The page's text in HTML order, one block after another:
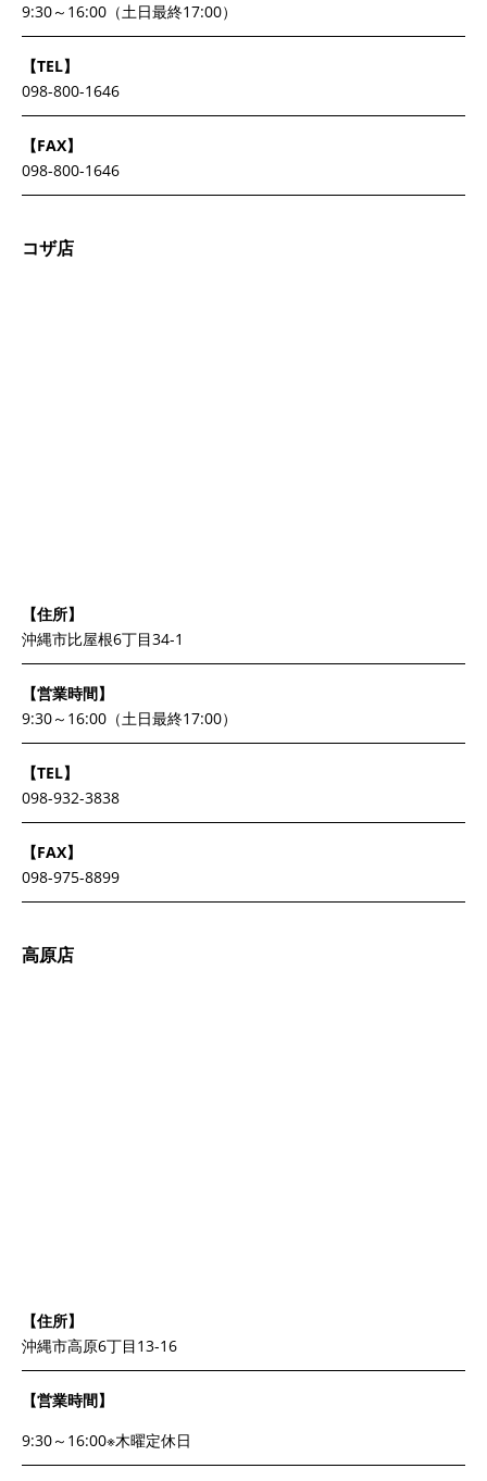
9:30～16:00（土日最終17:00）
【TEL】
098-800-1646
【FAX】
098-800-1646
コザ店
【住所】
沖縄市比屋根6丁目34-1
【営業時間】
9:30～16:00（土日最終17:00）
【TEL】
098-932-3838
【FAX】
098-975-8899
高原店
【住所】
沖縄市高原6丁目13-16
【営業時間】
9:30～16:00※木曜定休日